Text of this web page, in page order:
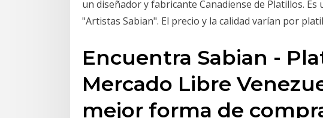
un diseñador y fabricante Canadiense de Platillos. Es
"Artistas Sabian". El precio y la calidad varían por
Encuentra Sabian -
Mercado Libre
mejor forma de